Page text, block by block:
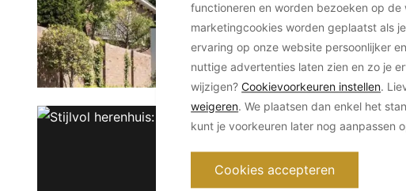
functioneren en worden bezoeken op
marketingcookies worden geplaatst als
ervaring op onze website persoonlijker
nuttige advertenties laten zien en zo je
wijzigen?Cookievoorkeuren instellen.
weigeren. We plaatsen dan enkel het
kunt je voorkeuren later nog aanpassen
Cookies accepteren